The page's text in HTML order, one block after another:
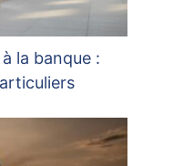
la banque :